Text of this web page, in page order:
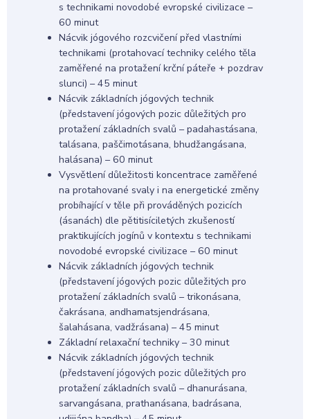
s technikami novodobé evropské civilizace –
60 minut
Nácvik jógového rozcvičení před vlastními
technikami (protahovací techniky celého těla
zaměřené na protažení krční páteře + pozdrav
slunci) – 45 minut
Nácvik základních jógových technik
(představení jógových pozic důležitých pro
protažení základních svalů – padahastásana,
talásana, paščimotásana, bhudžangásana,
halásana) – 60 minut
Vysvětlení důležitosti koncentrace zaměřené
na protahované svaly i na energetické změny
probíhající v těle při prováděných pozicích
(ásanách) dle pětitisíciletých zkušeností
praktikujících jogínů v kontextu s technikami
novodobé evropské civilizace – 60 minut
Nácvik základních jógových technik
(představení jógových pozic důležitých pro
protažení základních svalů – trikonásana,
čakrásana, andhamatsjendrásana,
šalahásana, vadžrásana) – 45 minut
Základní relaxační techniky – 30 minut
Nácvik základních jógových technik
(představení jógových pozic důležitých pro
protažení základních svalů – dhanurásana,
sarvangásana, prathanásana, badrásana,